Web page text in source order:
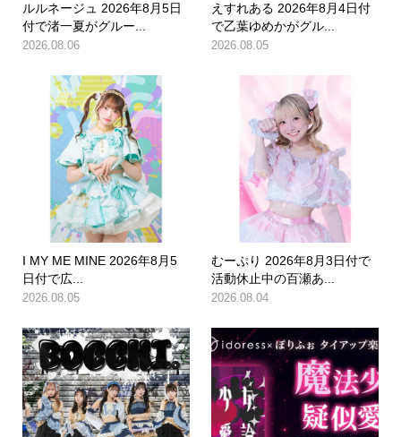
ルルネージュ 2026年8月5日
付で渚一夏がグルー...
2026.08.06
えすれある 2026年8月4日付
で乙葉ゆめかがグル...
2026.08.05
I MY ME MINE 2026年8月5
日付で広...
2026.08.05
むーぷり 2026年8月3日付で
活動休止中の百瀬あ...
2026.08.04